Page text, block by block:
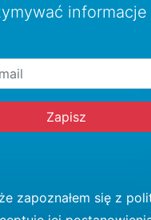
zapoznałem się z